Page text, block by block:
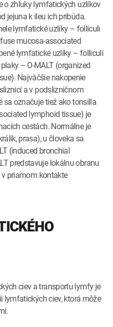
o zhluky lymfatických uzlíkov
jejuna k ileu ich pribúda.
lymfatické uzlíky – folliculi
mucosa­‑associated
lymfatické uzlíky – folliculi
– O­‑MALT (organized
Najväčšie nakopenie
a v podslizničnom
sa označuje tiež ako tonsilla
lymphoid tissue) je
cestách. Normálne je
prasa), u človeka sa
(induced bronchial
predstavuje lokálnu obranu
priamom kontakte
ciev a transportu lymfy je
lymfatických ciev, ktorá môže